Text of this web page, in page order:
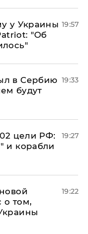
у Украины
"Об
19:57
в Сербию
будут
19:33
цели РФ:
и корабли
19:27
о том,
19:22